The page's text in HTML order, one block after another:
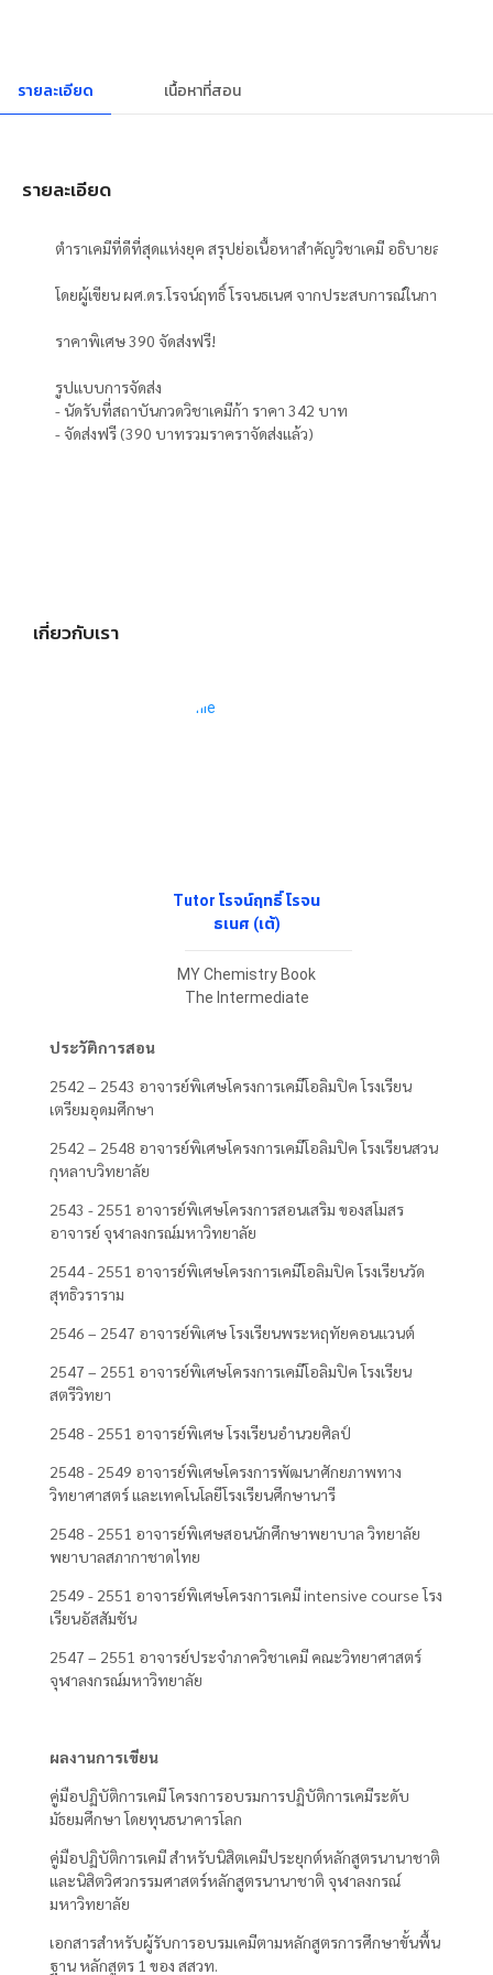
รายละเอียด เนื้อหาที่สอน
รายละเอียด
ตำราเคมีที่ดีที่สุดแห่งยุค สรุปย่อเนื้อหาสำคัญวิชาเคมี อธิบายละเอีย
โดยผู้เขียน ผศ.ดร.โรจน์ฤทธิ์ โรจนธเนศ จากประสบการณ์ในการสอ
ราคาพิเศษ 390 จัดส่งฟรี!
รูปแบบการจัดส่ง
- นัดรับที่สถาบันกวดวิชาเคมีก้า ราคา 342 บาท
- จัดส่งฟรี (390 บาทรวมราคราจัดส่งแล้ว)
เกี่ยวกับเรา
Tutor โรจน์ฤทธิ์ โรจน
ธเนศ (เต้)
MY Chemistry Book
The Intermediate
ประวัติการสอน
2542 – 2543 อาจารย์พิเศษโครงการเคมีโอลิมปิค โรงเรียน
เตรียมอุดมศึกษา
2542 – 2548 อาจารย์พิเศษโครงการเคมีโอลิมปิค โรงเรียนสวน
กุหลาบวิทยาลัย
2543 - 2551 อาจารย์พิเศษโครงการสอนเสริม ของสโมสร
อาจารย์ จุฬาลงกรณ์มหาวิทยาลัย
2544 - 2551 อาจารย์พิเศษโครงการเคมีโอลิมปิค โรงเรียนวัด
สุทธิวราราม
2546 – 2547 อาจารย์พิเศษ โรงเรียนพระหฤทัยคอนแวนต์
2547 – 2551 อาจารย์พิเศษโครงการเคมีโอลิมปิค โรงเรียน
สตรีวิทยา
2548 - 2551 อาจารย์พิเศษ โรงเรียนอำนวยศิลป์
2548 - 2549 อาจารย์พิเศษโครงการพัฒนาศักยภาพทาง
วิทยาศาสตร์ และเทคโนโลยีโรงเรียนศึกษานารี
2548 - 2551 อาจารย์พิเศษสอนนักศึกษาพยาบาล วิทยาลัย
พยาบาลสภากาชาดไทย
2549 - 2551 อาจารย์พิเศษโครงการเคมี intensive course โรง
เรียนอัสสัมชัน
2547 – 2551 อาจารย์ประจำภาควิชาเคมี คณะวิทยาศาสตร์
จุฬาลงกรณ์มหาวิทยาลัย
ผลงานการเขียน
คู่มือปฏิบัติการเคมี โครงการอบรมการปฏิบัติการเคมีระดับ
มัธยมศึกษา โดยทุนธนาคารโลก
คู่มือปฏิบัติการเคมี สำหรับนิสิตเคมีประยุกต์หลักสูตรนานาชาติ
และนิสิตวิศวกรรมศาสตร์หลักสูตรนานาชาติ จุฬาลงกรณ์
มหาวิทยาลัย
เอกสารสำหรับผู้รับการอบรมเคมีตามหลักสูตรการศึกษาขั้นพื้น
ฐาน หลักสูตร 1 ของ สสวท.